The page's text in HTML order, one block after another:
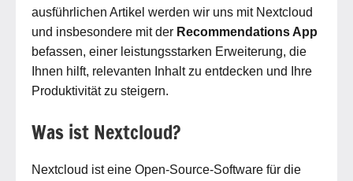
ausführlichen Artikel werden wir uns mit Nextcloud
und insbesondere mit der Recommendations App
befassen, einer leistungsstarken Erweiterung, die
Ihnen hilft, relevanten Inhalt zu entdecken und Ihre
Produktivität zu steigern.
Was ist Nextcloud?
Nextcloud ist eine Open-Source-Software für die